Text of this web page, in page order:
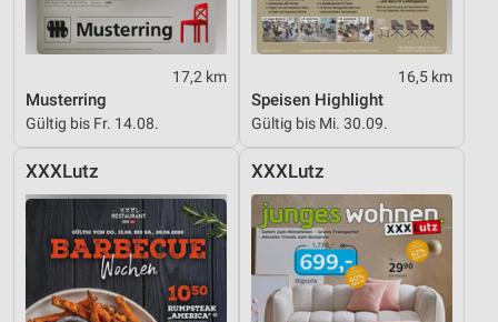
17,2 km
Musterring
Gültig bis Fr. 14.08.
16,5 km
Speisen Highlight
Gültig bis Mi. 30.09.
XXXLutz XXXLutz